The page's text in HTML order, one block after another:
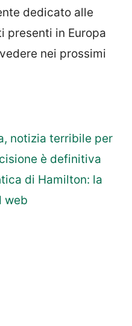
dedicato alle
presenti in Europa
nei prossimi
notizia terribile per
è definitiva
di Hamilton: la
web